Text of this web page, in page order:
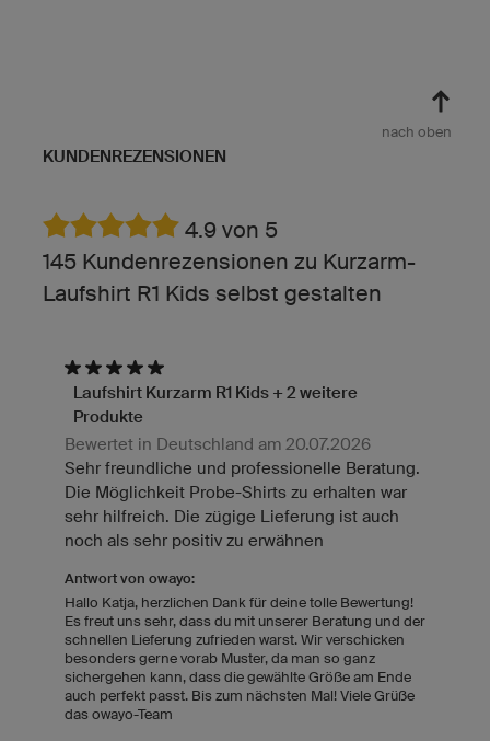
nach oben
KUNDENREZENSIONEN
4.9 von 5
145 Kundenrezensionen zu Kurzarm-
Laufshirt R1 Kids selbst gestalten
Laufshirt Kurzarm R1 Kids + 2 weitere
Produkte
Bewertet in Deutschland am 20.07.2026
Sehr freundliche und professionelle Beratung.
Die Möglichkeit Probe-Shirts zu erhalten war
sehr hilfreich. Die zügige Lieferung ist auch
noch als sehr positiv zu erwähnen
Antwort von owayo:
Hallo Katja, herzlichen Dank für deine tolle Bewertung!
Es freut uns sehr, dass du mit unserer Beratung und der
schnellen Lieferung zufrieden warst. Wir verschicken
besonders gerne vorab Muster, da man so ganz
sichergehen kann, dass die gewählte Größe am Ende
auch perfekt passt. Bis zum nächsten Mal! Viele Grüße
das owayo-Team